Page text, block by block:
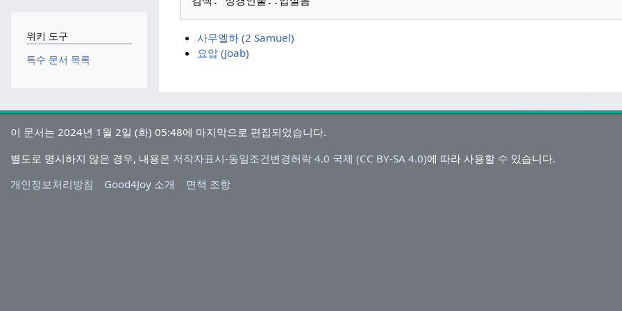
사무엘하 (2 Samuel)
요압 (Joab)
위키 도구
특수 문서 목록
이 문서는 2024년 1월 2일 (화) 05:48에 마지막으로 편집되었습니다.
별도로 명시하지 않은 경우, 내용은 저작자표시-동일조건변경허락 4.0 국제 (CC BY-SA 4.0)에 따라 사용할 수 있습니다.
개인정보처리방침
Good4Joy 소개 면책 조항